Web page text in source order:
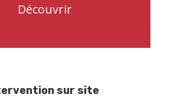
Découvrir
sur site